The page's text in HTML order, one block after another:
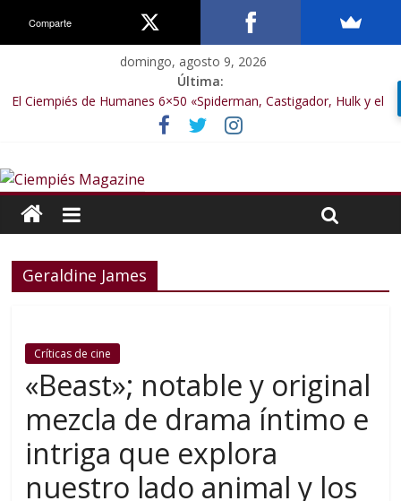
domingo, agosto 9, 2026
Última:
El Ciempiés de Humanes 6×50 «Spiderman, Castigador, Hulk y el
final de la sexta temporada»
El Ciempiés de Humanes 6×49 «Kiritaaaaa»
El Ciempiés de Humanes 6×47 «De nada por nada»
El Ciempiés de Humanes 6×46 «Ciudadano Minion»
Geraldine James
Críticas de cine
«Beast»; notable y original
mezcla de drama íntimo e
intriga que explora
nuestro lado animal y los
Comparte